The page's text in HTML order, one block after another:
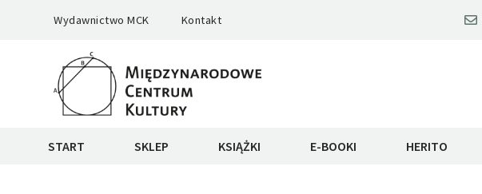
Wydawnictwo MCK Kontakt
START SKLEP KSIĄŻKI E-BOOKI HERITO